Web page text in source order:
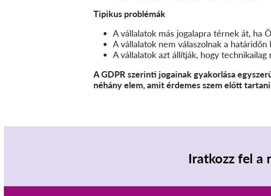
Tipikus problémák
A vállalatok más jogalapra térnek át, ha
A vállalatok nem válaszolnak a határidőn
A vállalatok azt állítják, hogy
A GDPR szerinti jogainak gyakorlása
néhány elem, amit érdemes szem előtt
Iratkozz fel a